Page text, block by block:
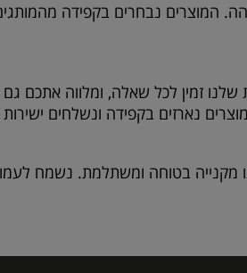
המוצרים נבחרים בקפידה
שלנו זמין לכל שאלה, ומלווה אתכם
נארזים בקפידה ונשלחים ישירות
מקנייה בטוחה ומשתלמת. נשמח